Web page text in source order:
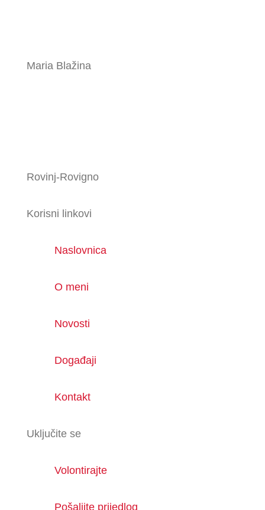
Maria Blažina
Rovinj-Rovigno
Korisni linkovi
Naslovnica
O meni
Novosti
Događaji
Kontakt
Uključite se
Volontirajte
Pošaljite prijedlog